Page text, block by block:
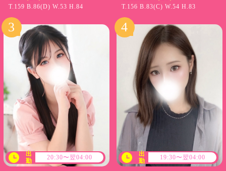
T.159 B.86(D) W.53 H.84 T.156 B.83(C) W.54 H.83
出
勤
20:30〜翌04:00
出
勤
19:30〜翌04:00